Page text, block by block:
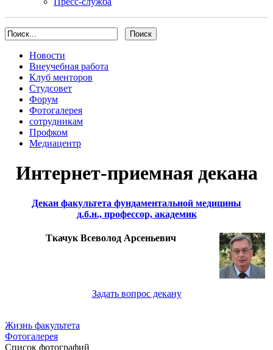
Новости
Внеучебная работа
Клуб менторов
Студсовет
Форум
Фотогалерея
сотрудникам
Профком
Медиацентр
Интернет-приемная декана
Декан факультета фундаментальной медицины
д.б.н., профессор, академик
Ткачук Всеволод Арсеньевич
Задать вопрос декану
Жизнь факультета
Фотогалерея
Список фотографий